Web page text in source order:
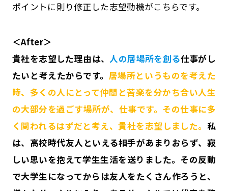
ポイントに則り修正した志望動機がこちらです。
＜After＞
貴社を志望した理由は、人の居場所を創る仕事がし
たいと考えたからです。 居場所というものを考えた
時、多くの人にとって仲間と苦楽を分かち合い人生
の大部分を過ごす場所が、仕事です。その仕事に多
く関われるはずだと考え、貴社を志望しました。 私
は、高校時代友人といえる相手があまりおらず、寂
しい思いを抱えて学生生活を送りました。その反動
で大学生になってからは友人をたくさん作ろうと、